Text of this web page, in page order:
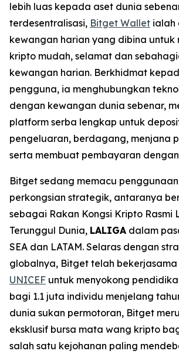
lebih luas kepada aset dunia
terdesentralisasi, Bitget Wallet ialah
kewangan harian yang dibina untuk
kripto mudah, selamat dan
kewangan harian. Berkhidmat
pengguna, ia menghubungkan
dengan kewangan dunia sebenar,
platform serba lengkap untuk
pengeluaran, berdagang, menjana
serta membuat pembayaran
Bitget sedang memacu
perkongsian strategik, antaranya
sebagai Rakan Kongsi Kripto Rasmi
Terunggul Dunia, LALIGA dalam
SEA dan LATAM. Selaras dengan
globalnya, Bitget telah
UNICEF untuk menyokong
bagi 1.1 juta individu menjelang
dunia sukan permotoran, Bitget
eksklusif bursa mata wang kripto
salah satu kejohanan paling